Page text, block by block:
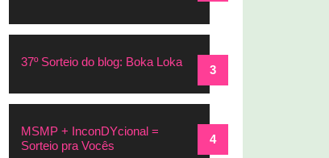
37º Sorteio do blog: Boka Loka
MSMP + InconDYcional =
Sorteio pra Vocês